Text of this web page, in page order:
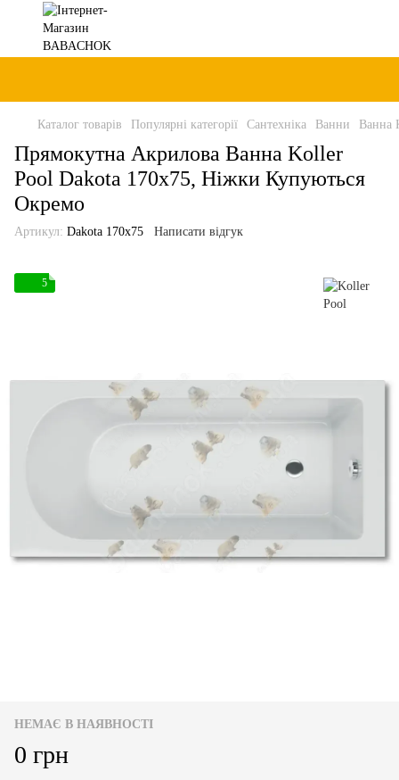
Каталог товарів Популярні категорії Сантехніка Ванни Ванна
Прямокутна Акрилова Ванна Koller
Pool Dakota 170x75, Ніжки Купуються
Окремо
Артикул: Dakota 170x75 Написати відгук
5
НЕМАЄ В НАЯВНОСТІ
0 грн